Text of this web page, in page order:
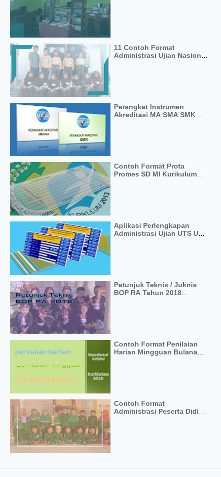
11 Contoh Format
Administrasi Ujian Nasional
Perangkat Instrumen
Akreditasi MA SMA SMK
Contoh Format Prota
Promes SD MI Kurikulum
Aplikasi Perlengkapan
Administrasi Ujian UTS UAS
Petunjuk Teknis / Juknis
BOP RA Tahun 2018
Contoh Format Penilaian
Harian Mingguan Bulanan
Contoh Format
Administrasi Peserta Didik